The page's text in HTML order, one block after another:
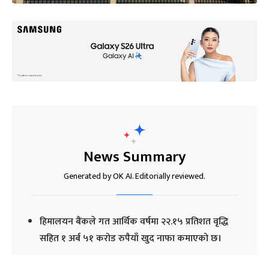
News Summary
Generated by OK AI. Editorially reviewed.
हिमालयन बैंकले गत आर्थिक वर्षमा २२.१५ प्रतिशत वृद्धि
सहित १ अर्ब ५१ करोड रुपैयाँ खुद नाफा कमाएको छ।